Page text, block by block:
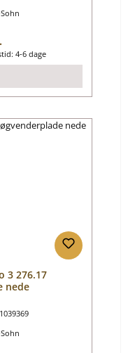
pris:
4-6 dage
3 276.17
nede